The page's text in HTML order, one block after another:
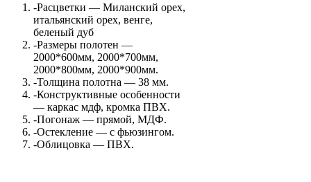
-Расцветки — Миланский орех,
итальянский орех, венге,
беленый дуб
-Размеры полотен —
2000*600мм, 2000*700мм,
2000*800мм, 2000*900мм.
-Толщина полотна — 38 мм.
-Конструктивные особенности
— каркас мдф, кромка ПВХ.
-Погонаж — прямой, МДФ.
-Остекление — с фьюзингом.
-Облицовка — ПВХ.